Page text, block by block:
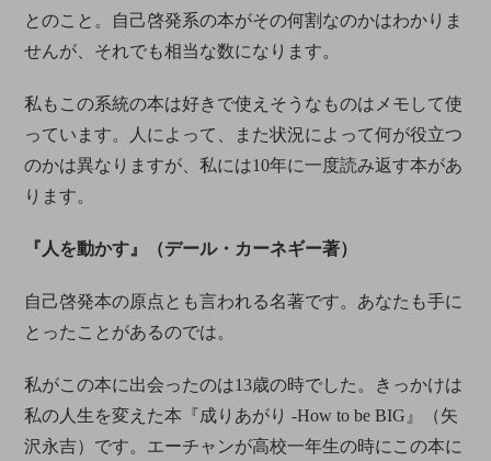
とのこと。自己啓発系の本がその何割なのかはわかりま
せんが、それでも相当な数になります。
私もこの系統の本は好きで使えそうなものはメモして使
っています。人によって、また状況によって何が役立つ
のかは異なりますが、私には10年に一度読み返す本があ
ります。
『人を動かす』（デール・カーネギー著）
自己啓発本の原点とも言われる名著です。あなたも手に
とったことがあるのでは。
私がこの本に出会ったのは13歳の時でした。きっかけは
私の人生を変えた本『成りあがり -How to be BIG』（矢
沢永吉）です。エーチャンが高校一年生の時にこの本に